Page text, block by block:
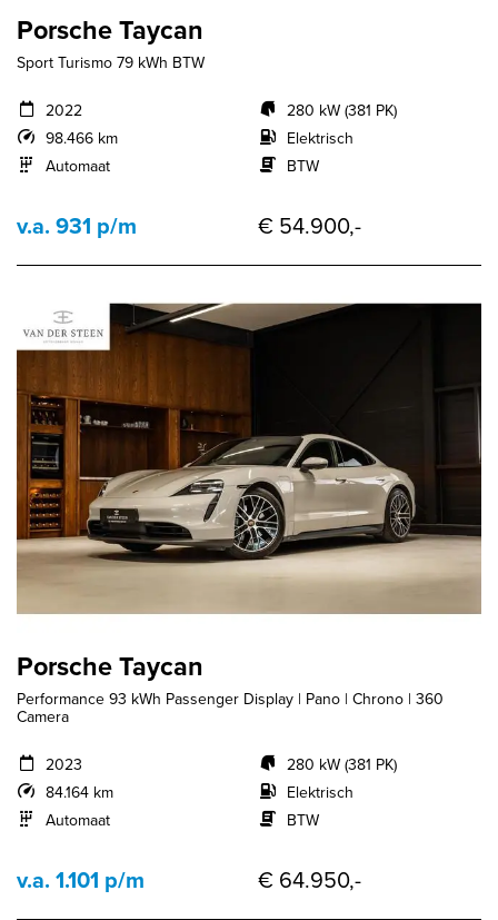
Porsche Taycan
Sport Turismo 79 kWh BTW
2022
98.466 km
Automaat
280 kW (381 PK)
Elektrisch
BTW
v.a. 931 p/m € 54.900,-
Porsche Taycan
Performance 93 kWh Passenger Display | Pano | Chrono | 360
Camera
2023
84.164 km
Automaat
280 kW (381 PK)
Elektrisch
BTW
v.a. 1.101 p/m € 64.950,-